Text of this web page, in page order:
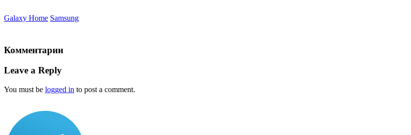
Galaxy Home Samsung
Комментарии
Leave a Reply
You must be logged in to post a comment.